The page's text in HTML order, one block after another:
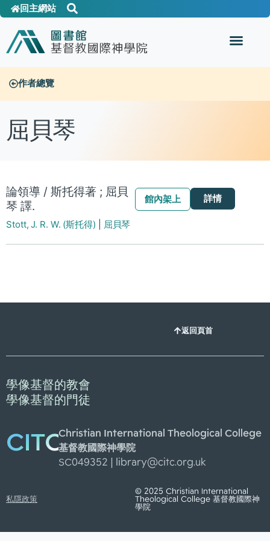
回主網站
作者總覽
屈貝琴
論領導 / 斯托得著 ; 屈貝
琴 譯.
Stott, J. R. W. (斯托得) 屈貝琴
館內架上 詳情
返回頁首
學像基督的教會
學像基督的門徒
CITCChristian International Theological College
基督教國際神學院
SC049352 |
library@citc.org.uk
私隱政策
© 2025 Christian International
Theological College 基督教國際神
學院